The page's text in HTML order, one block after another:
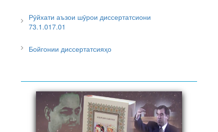
Рӯйхати аъзои шӯрои диссертатсиони
73.1.017.01
Бойгонии диссертатсияҳо